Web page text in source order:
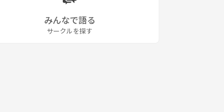
みんなで語る
サークルを探す